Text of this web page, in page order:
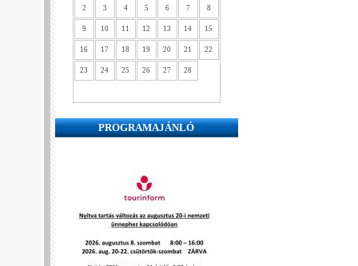
2 3 4 5 6 7 8
9 10 11 12 13 14 15
16 17 18 19 20 21 22
23 24 25 26 27 28
PROGRAMAJÁNLÓ